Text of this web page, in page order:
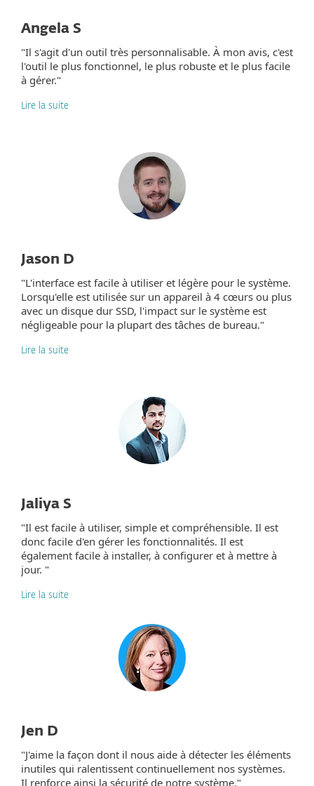
Angela S
"Il s'agit d'un outil très personnalisable. À mon avis, c'est
l'outil le plus fonctionnel, le plus robuste et le plus facile
à gérer."
Lire la suite
Jason D
"L'interface est facile à utiliser et légère pour le système.
Lorsqu'elle est utilisée sur un appareil à 4 cœurs ou plus
avec un disque dur SSD, l'impact sur le système est
négligeable pour la plupart des tâches de bureau."
Lire la suite
Jaliya S
"Il est facile à utiliser, simple et compréhensible. Il est
donc facile d'en gérer les fonctionnalités. Il est
également facile à installer, à configurer et à mettre à
jour. "
Lire la suite
Jen D
"J'aime la façon dont il nous aide à détecter les éléments
inutiles qui ralentissent continuellement nos systèmes.
Il renforce ainsi la sécurité de notre système."